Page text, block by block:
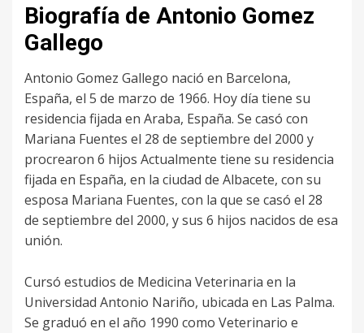
Biografía de Antonio Gomez
Gallego
Antonio Gomez Gallego nació en Barcelona,
España, el 5 de marzo de 1966. Hoy día tiene su
residencia fijada en Araba, España. Se casó con
Mariana Fuentes el 28 de septiembre del 2000 y
procrearon 6 hijos Actualmente tiene su residencia
fijada en España, en la ciudad de Albacete, con su
esposa Mariana Fuentes, con la que se casó el 28
de septiembre del 2000, y sus 6 hijos nacidos de esa
unión.
Cursó estudios de Medicina Veterinaria en la
Universidad Antonio Nariño, ubicada en Las Palma.
Se graduó en el año 1990 como Veterinario e